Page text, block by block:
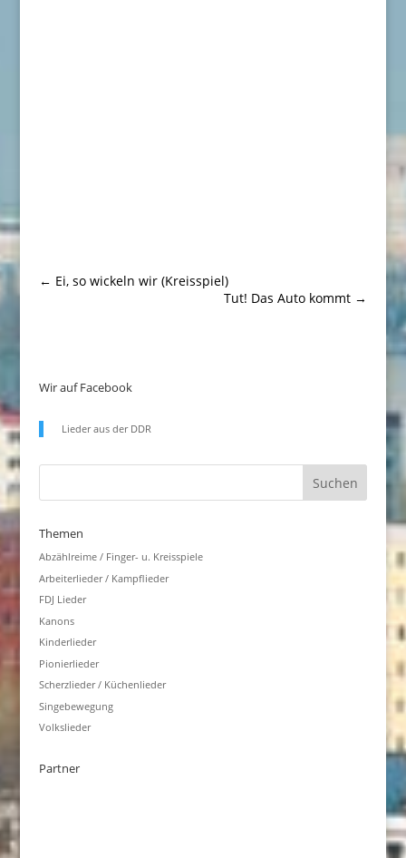
← Ei, so wickeln wir (Kreisspiel)
Tut! Das Auto kommt →
Wir auf Facebook
Lieder aus der DDR
Themen
Abzählreime / Finger- u. Kreisspiele
Arbeiterlieder / Kampflieder
FDJ Lieder
Kanons
Kinderlieder
Pionierlieder
Scherzlieder / Küchenlieder
Singebewegung
Volkslieder
Partner